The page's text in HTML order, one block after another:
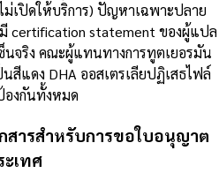
เปิดให้บริการ) ปัญหาเฉพาะปลาย
certification statement ของผู้แปล
นจริง คณะผู้แทนทางการทูตเยอรมัน
แดง DHA ออสเตรเลียปฏิเสธไฟล์
องกันทั้งหมด
สารสำหรับการขอใบอนุญาต
เทศ